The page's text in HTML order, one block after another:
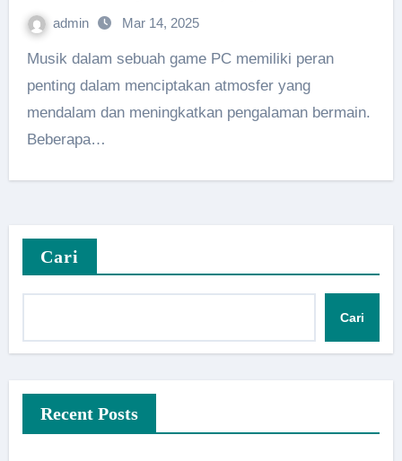
admin Mar 14, 2025
Musik dalam sebuah game PC memiliki peran
penting dalam menciptakan atmosfer yang
mendalam dan meningkatkan pengalaman bermain.
Beberapa…
Cari
Cari
Recent Posts